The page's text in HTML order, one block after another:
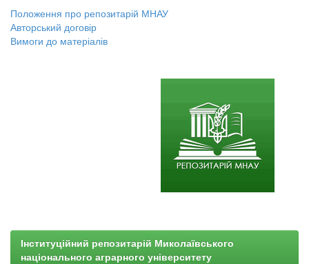
Положення про репозитарій МНАУ
Авторський договір
Вимоги до матеріалів
Інституційний репозитарій Миколаївського
національного аграрного університету